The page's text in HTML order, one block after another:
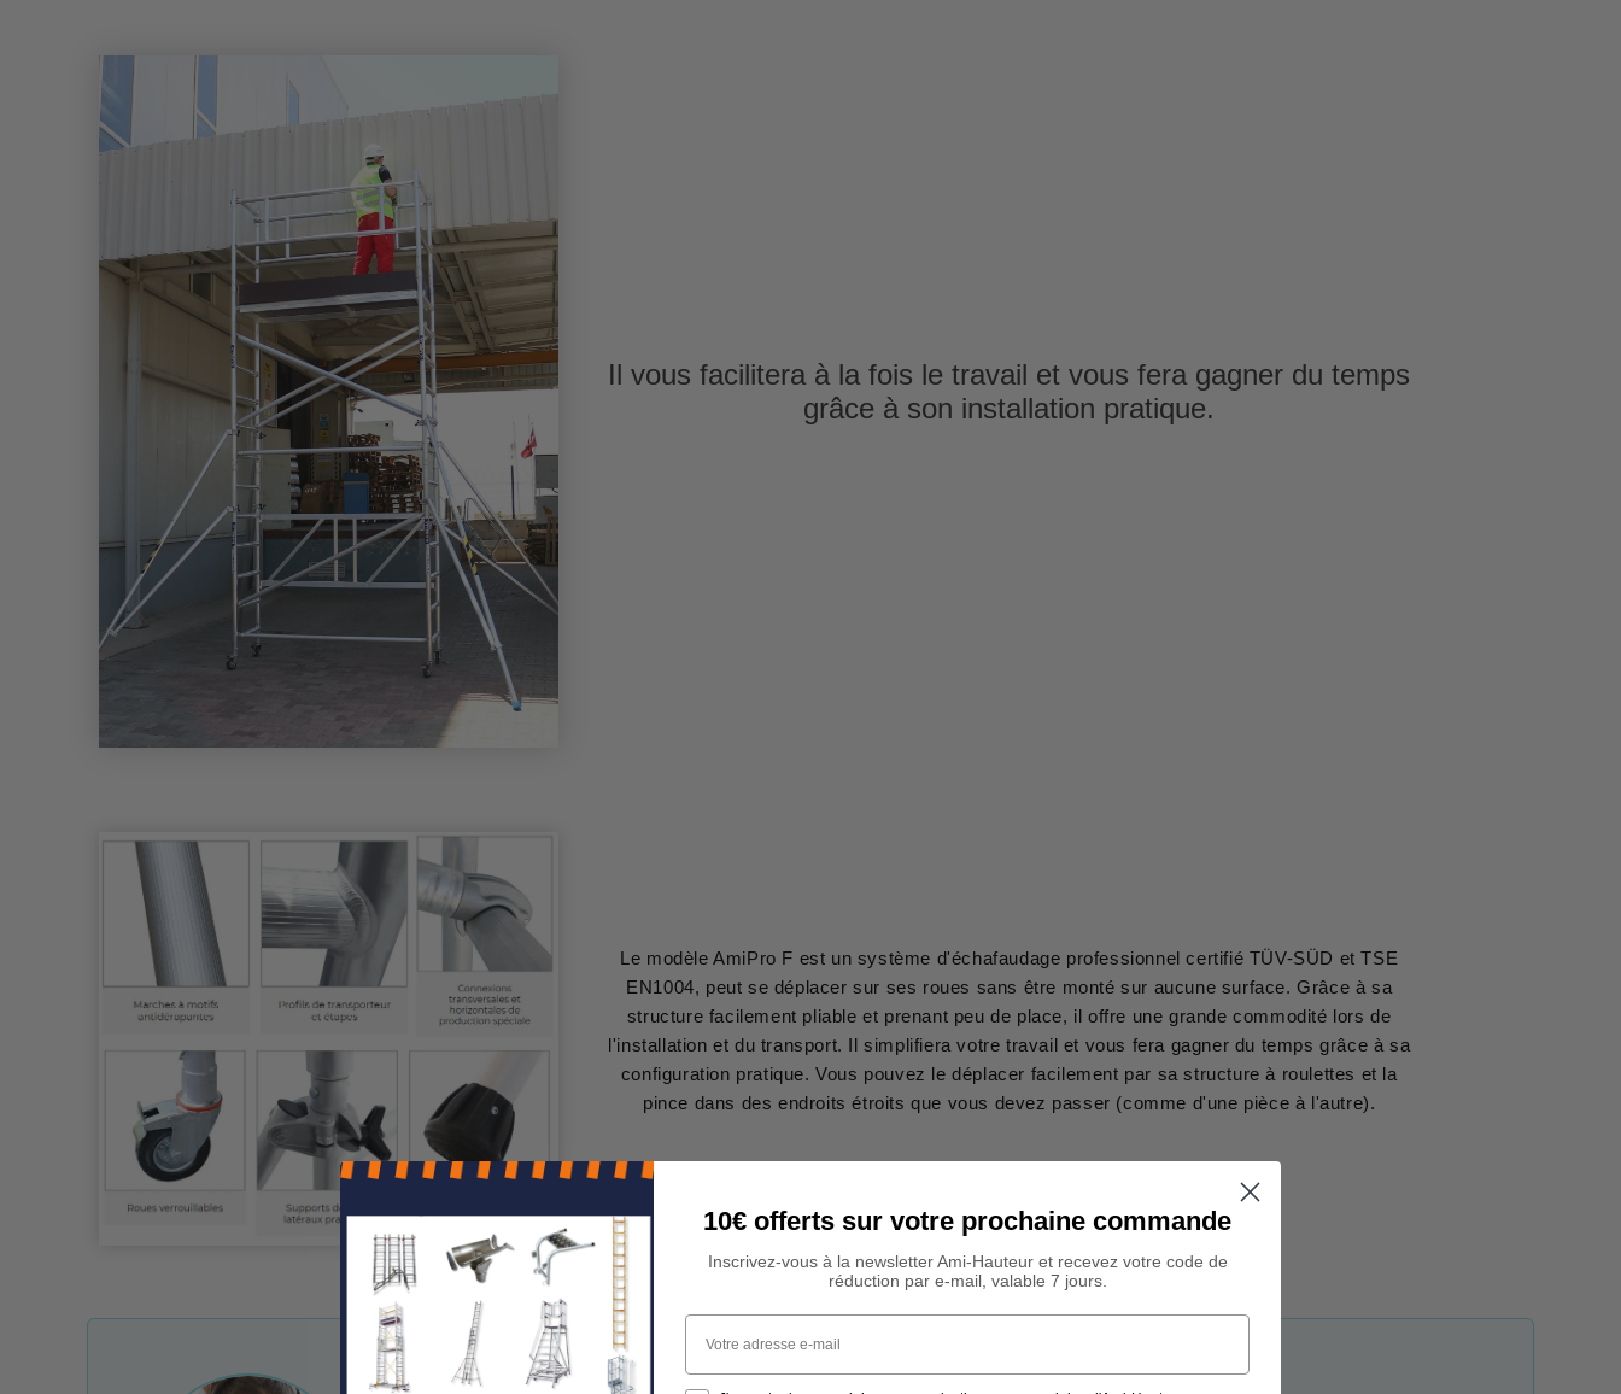
Il vous facilitera à la fois le travail et vous fera gagner du temps
grâce à son installation pratique.
Le modèle AmiPro F est un système d'échafaudage professionnel certifié TÜV-SÜD et TSE
EN1004, peut se déplacer sur ses roues sans être monté sur aucune surface. Grâce à sa
structure facilement pliable et prenant peu de place, il offre une grande commodité lors de
l'installation et du transport. Il simplifiera votre travail et vous fera gagner du temps grâce à sa
configuration pratique. Vous pouvez le déplacer facilement par sa structure à roulettes et la
pince dans des endroits étroits que vous devez passer (comme d'une pièce à l'autre).
10€ offerts sur votre prochaine commande
Inscrivez-vous à la newsletter Ami-Hauteur et recevez votre code de
réduction par e-mail, valable 7 jours.
Votre adresse e-mail